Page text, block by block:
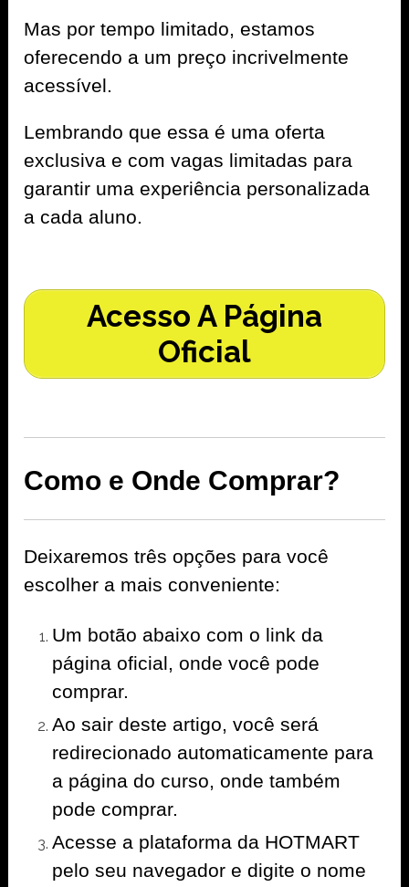
Mas por tempo limitado, estamos
oferecendo a um preço incrivelmente
acessível.
Lembrando que essa é uma oferta
exclusiva e com vagas limitadas para
garantir uma experiência personalizada
a cada aluno.
Acesso A Página
Oficial
Como e Onde Comprar?
Deixaremos três opções para você
escolher a mais conveniente:
Um botão abaixo com o link da
página oficial, onde você pode
comprar.
Ao sair deste artigo, você será
redirecionado automaticamente para
a página do curso, onde também
pode comprar.
Acesse a plataforma da HOTMART
pelo seu navegador e digite o nome